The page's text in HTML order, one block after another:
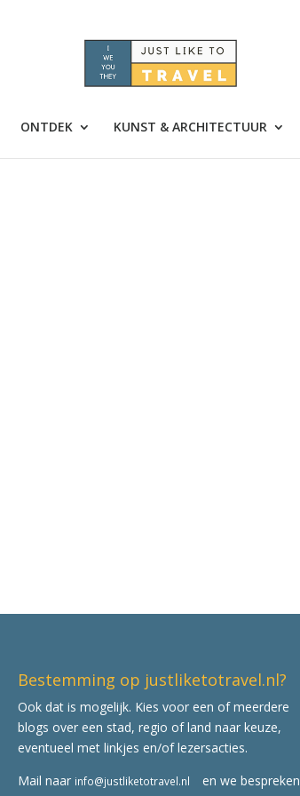
ONTDEK KUNST & ARCHITECTUUR
Bestemming op justliketotravel.nl?
Ook dat is mogelijk. Kies voor een of meerdere
blogs over een stad, regio of land naar keuze,
eventueel met linkjes en/of lezersacties.
Mail naar info@justliketotravel.nl
en we bespreken